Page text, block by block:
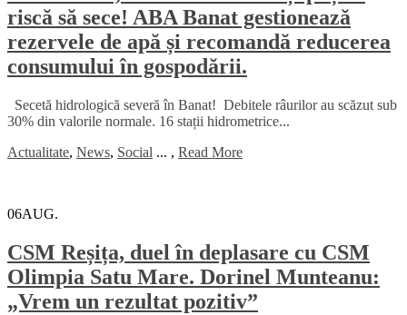
riscă să sece! ABA Banat gestionează
rezervele de apă și recomandă reducerea
consumului în gospodării.
Secetă hidrologică severă în Banat! Debitele râurilor au scăzut sub
30% din valorile normale. 16 stații hidrometrice...
Actualitate, News, Social ... , Read More
06AUG.
CSM Reșița, duel în deplasare cu CSM
Olimpia Satu Mare. Dorinel Munteanu:
„Vrem un rezultat pozitiv”